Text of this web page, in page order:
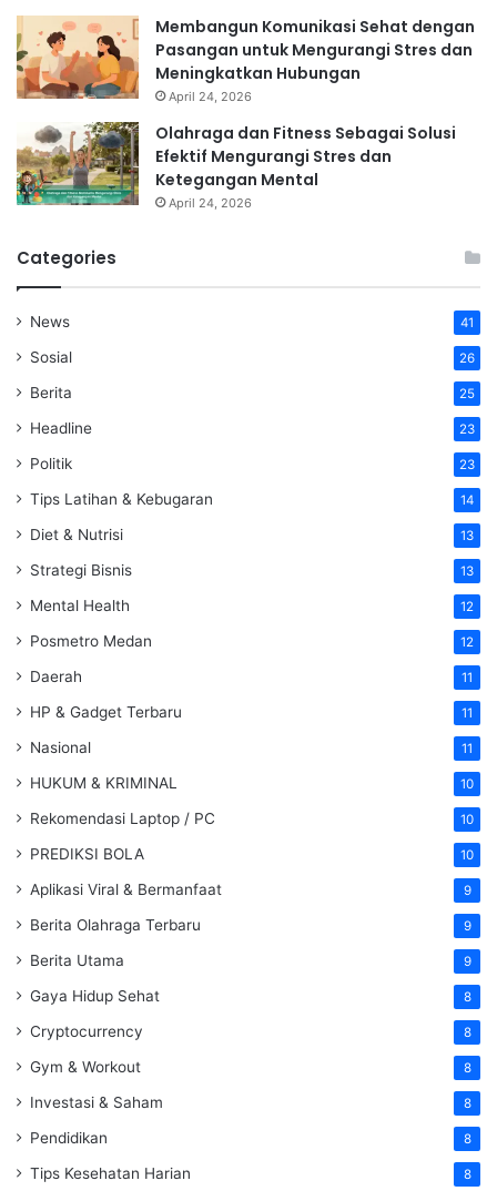
Membangun Komunikasi Sehat dengan
Pasangan untuk Mengurangi Stres dan
Meningkatkan Hubungan
April 24, 2026
Olahraga dan Fitness Sebagai Solusi
Efektif Mengurangi Stres dan
Ketegangan Mental
April 24, 2026
Categories
News 41
Sosial 26
Berita 25
Headline 23
Politik 23
Tips Latihan & Kebugaran 14
Diet & Nutrisi 13
Strategi Bisnis 13
Mental Health 12
Posmetro Medan 12
Daerah 11
HP & Gadget Terbaru 11
Nasional 11
HUKUM & KRIMINAL 10
Rekomendasi Laptop / PC 10
PREDIKSI BOLA 10
Aplikasi Viral & Bermanfaat 9
Berita Olahraga Terbaru 9
Berita Utama 9
Gaya Hidup Sehat 8
Cryptocurrency 8
Gym & Workout 8
Investasi & Saham 8
Pendidikan 8
Tips Kesehatan Harian 8